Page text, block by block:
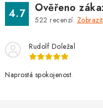
4.7 Ověřeno
522 recenzí.
Rudolf Doležal
Naprostá spokojenost.